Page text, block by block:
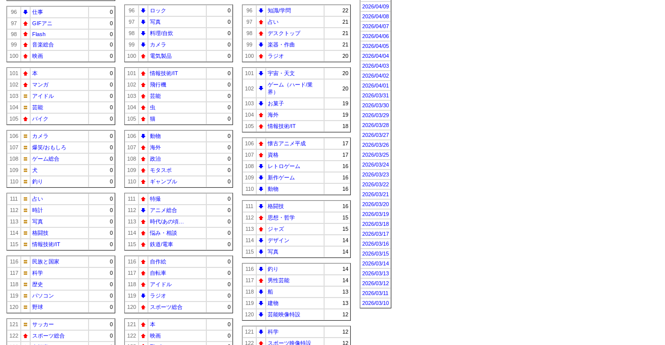
96 仕事
0
97
GIFアニ
0
98
Flash
0
99
音楽総合
0
100
映画 0
101 本
0
102
マンガ
0
103
アイドル
0
104
芸能
0
105
バイク 0
106 カメラ
0
107
爆笑/おもしろ
0
108
ゲーム総合
0
109
犬
0
110
釣り 0
111 占い
0
112
時計
0
113
写真
0
114
格闘技
0
115
情報技術/IT 0
116 民族と国家
0
117
科学
0
118
歴史
0
119
パソコン
0
120
野球 0
121 サッカー
0
122
スポーツ総合
0
96 ロック
0
97
写真
0
98
料理/自炊
0
99
カメラ
0
100
電気製品 0
101 情報技術/IT
0
102
飛行機
0
103
芸能
0
104
虫
0
105
猫 0
106 動物
0
107
海外
0
108
政治
0
109
モタスポ
0
110
ギャンブル 0
111 特撮
0
112
アニメ総合
0
113
時代/あの頃…
0
114
悩み・相談
0
115
鉄道/電車 0
116 自作絵
0
117
自転車
0
118
アイドル
0
119
ラジオ
0
120
スポーツ総合 0
121 本
0
122
映画
0
96 知識/学問
22
97
占い
21
98
デスクトップ
21
99
楽器・作曲
21
100
ラジオ 20
101 宇宙・天文 20
102
ゲーム（ハード/業
界）
20
103 お菓子
19
104
海外
19
105
情報技術/IT 18
106 懐古アニメ平成
17
107
資格
17
108
レトロゲーム
16
109
新作ゲーム
16
110
動物 16
111 格闘技
16
112
思想・哲学
15
113
ジャズ
15
114
デザイン
14
115
写真 14
116 釣り
14
117
男性芸能
14
118
船
13
119
建物
13
120
芸能映像特設 12
121 科学
12
122
スポーツ映像特設
12
2026/04/09
2026/04/08
2026/04/07
2026/04/06
2026/04/05
2026/04/04
2026/04/03
2026/04/02
2026/04/01
2026/03/31
2026/03/30
2026/03/29
2026/03/28
2026/03/27
2026/03/26
2026/03/25
2026/03/24
2026/03/23
2026/03/22
2026/03/21
2026/03/20
2026/03/19
2026/03/18
2026/03/17
2026/03/16
2026/03/15
2026/03/14
2026/03/13
2026/03/12
2026/03/11
2026/03/10